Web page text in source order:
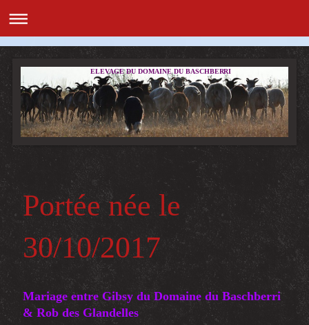
ELEVAGE DU DOMAINE DU BASCHBERRI
Portée née le
30/10/2017
Mariage entre Gibsy du Domaine du Baschberri
& Rob des Glandelles